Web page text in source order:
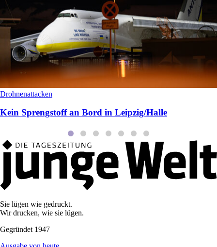
Drohnenattacken
Kein Sprengstoff an Bord in Leipzig/Halle
Sie lügen wie gedruckt.
Wir drucken, wie sie lügen.
Gegründet 1947